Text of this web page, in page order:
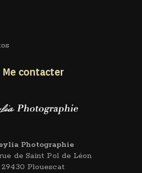
Me contacter
Photographie
de Saint Pol de Léon
29430 Plouescat